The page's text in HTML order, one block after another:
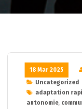
18 Mar 2025
Uncategorized
adaptation
autonomie,